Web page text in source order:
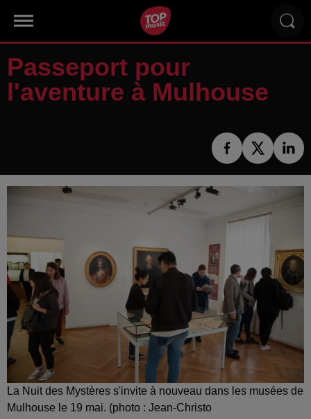
Passeport pour
l'aventure à Mulhouse
La Nuit des Mystères s'invite à nouveau dans les musées de
Mulhouse le 19 mai. (photo : Jean-Christo